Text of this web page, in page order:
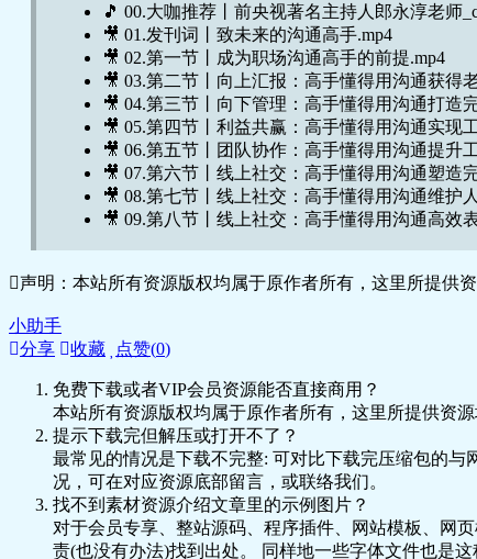
🎵 00.大咖推荐丨前央视著名主持人郎永淳老师
🎥 01.发刊词丨致未来的沟通高手.mp4
🎥 02.第一节丨成为职场沟通高手的前提.mp4
🎥 03.第二节丨向上汇报：高手懂得用沟通获得
🎥 04.第三节丨向下管理：高手懂得用沟通打造
🎥 05.第四节丨利益共赢：高手懂得用沟通实现
🎥 06.第五节丨团队协作：高手懂得用沟通提升
🎥 07.第六节丨线上社交：高手懂得用沟通塑造
🎥 08.第七节丨线上社交：高手懂得用沟通维护
🎥 09.第八节丨线上社交：高手懂得用沟通高效
声明：本站所有资源版权均属于原作者所有，这里所提供
小助手
分享
收藏 点赞(0)
免费下载或者VIP会员资源能否直接商用？
本站所有资源版权均属于原作者所有，这里所提供资
提示下载完但解压或打开不了？
最常见的情况是下载不完整: 可对比下载完压缩包的
况，可在对应资源底部留言，或联络我们。
找不到素材资源介绍文章里的示例图片？
对于会员专享、整站源码、程序插件、网站模板、网
责(也没有办法)找到出处。 同样地一些字体文件也是